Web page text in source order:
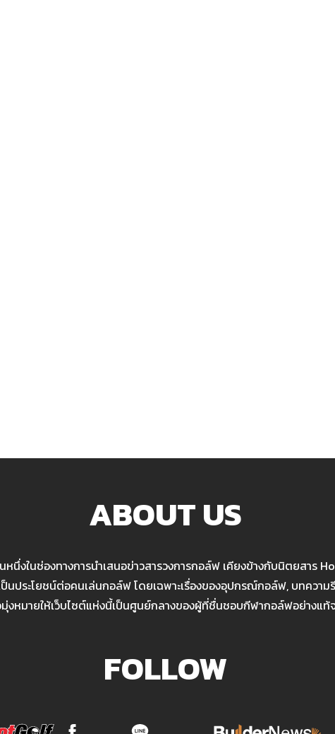
ABOUT US
หนึ่งในช่องทางการนำเสนอข่าวสารวงการกอล์ฟ เคียงข้างกับนิตยสาร
นประโยชน์ต่อคนเล่นกอล์ฟ โดยเฉพาะเรื่องของอุปกรณ์กอล์ฟ, บทความ
งหมายให้เว็บไซต์แห่งนี้เป็นศูนย์กลางของผู้ที่ชื่นชอบกีฬากอล์ฟอย่างแท้
FOLLOW